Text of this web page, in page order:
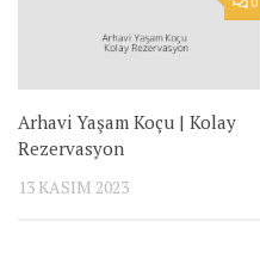
Arhavi Yaşam Koçu | Kolay
Rezervasyon
13 KASIM 2023